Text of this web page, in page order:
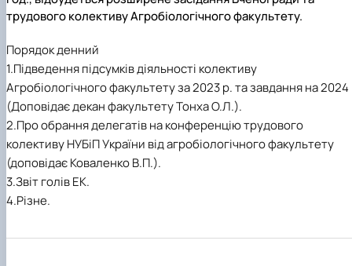
Кафедра рослинництва
Кафедра садівництва ім. проф. В.Л. Симиренка
стандартизації продукції рослинницт…
Вчена рада агробіологічного факультету
Колегіальні органи
Рада роботодавців агробіологічного
факультету
Рада аспірантів агробіологічного
факультету
Сенат студентської організації
трудового колективу Агробіологічного факультету.
Порядок денний
1.Підведення підсумків діяльності колективу
Агробіологічного факультету за 2023 р. та завдання на 2024
(Доповідає декан факультету Тонха О.Л.).
2.Про обрання делегатів на конференцію трудового
колективу НУБіП України від агробіологічного факультету
(доповідає Коваленко В.П.).
3.Звіт голів ЕК.
4.Різне.